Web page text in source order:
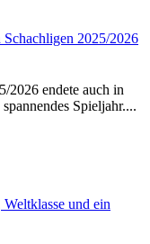
2025/2026
2026 endete auch in
Spieljahr....
und ein